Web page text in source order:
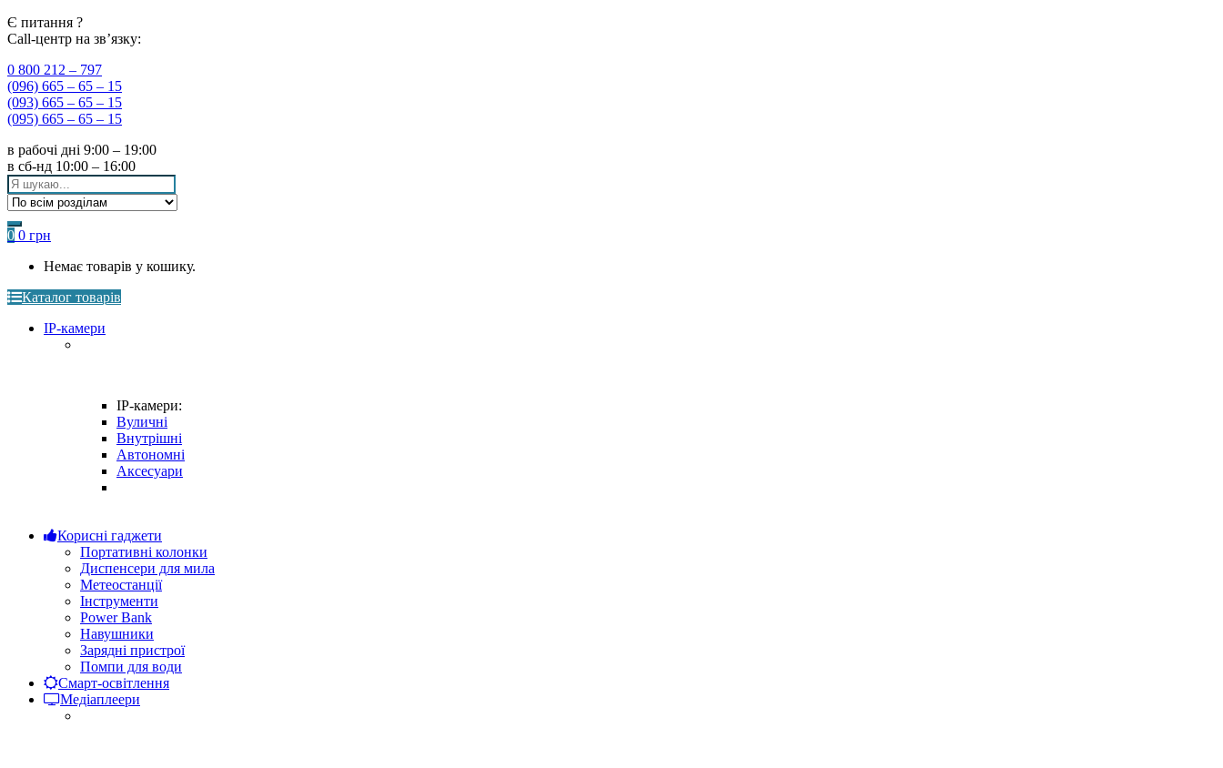
Є питання ?
Call-центр на зв’язку:
0 800 212 – 797
(096) 665 – 65 – 15
(093) 665 – 65 – 15
(095) 665 – 65 – 15
в рабочі дні 9:00 – 19:00
в сб-нд 10:00 – 16:00
Search
for:
0 0 грн
Немає товарів у кошику.
Каталог товарів
IP-камери
IP-камери:
Вуличні
Внутрішні
Автономні
Аксесуари
Корисні гаджети
Портативні колонки
Диспенсери для мила
Метеостанції
Інструменти
Power Bank
Навушники
Зарядні пристрої
Помпи для води
Смарт-освітлення
Медіаплеери